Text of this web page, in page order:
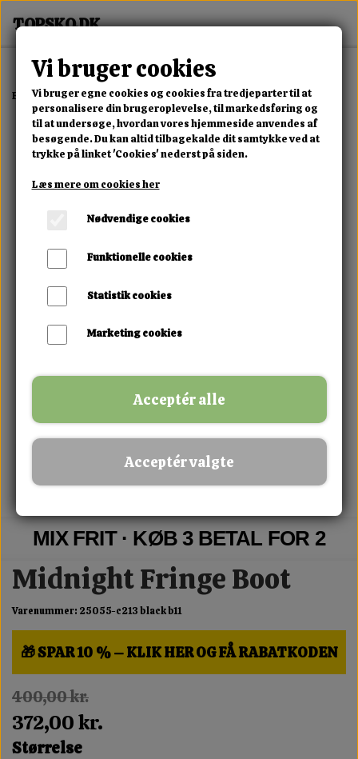
Forside Dame Alle Damesko Midnight Fringe Boot
MIX FRIT · KØB 3 BETAL FOR 2
Midnight Fringe Boot
Varenummer: 25055-c213 black b11
🎁 SPAR 10 % – KLIK HER OG FÅ RABATKODEN
400,00 kr.
372,00 kr.
Størrelse
Vi bruger cookies
Vi bruger egne cookies og cookies fra tredjeparter til at
personalisere din brugeroplevelse, til markedsføring og
til at undersøge, hvordan vores hjemmeside anvendes af
besøgende. Du kan altid tilbagekalde dit samtykke ved at
trykke på linket 'Cookies' nederst på siden.
Læs mere om cookies her
Nødvendige cookies
Funktionelle cookies
Statistik cookies
Marketing cookies
Acceptér alle
Acceptér valgte